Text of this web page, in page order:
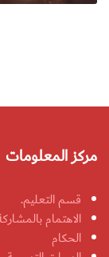
مركز المعلومات
قسم التعليم.
الاهتمام
الحكام